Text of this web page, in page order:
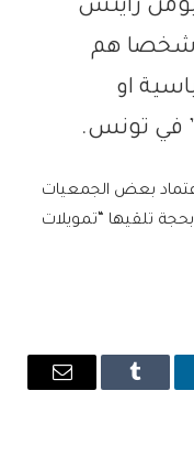
رايتس
ووتش” إلى أن “أكثر من 170 شخصا هم
او
في تونس.
اعتماد بعض الجمعيات
تلقيها “تمويلات
Tumblr
البريد